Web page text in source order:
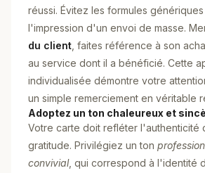
réussi. Évitez les formules
l'impression d'un envoi de masse.
du client , faites référence à son
au service dont il a bénéficié. Cette
individualisée démontre votre
un simple remerciement en véritable
Adoptez un ton chaleureux et
Votre carte doit refléter l'authenticité
gratitude. Privilégiez un ton
convivial, qui correspond à l'identité